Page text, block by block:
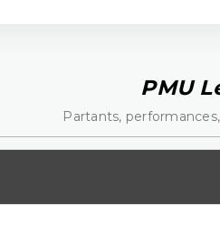
PMU
Partants,